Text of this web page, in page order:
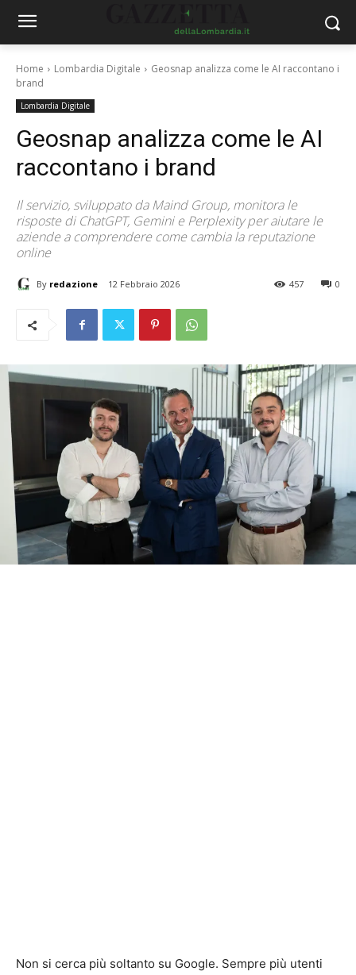
Home Lombardia Digitale
Geosnap analizza come le AI raccontano i
brand
Lombardia Digitale
Geosnap analizza come le AI
raccontano i brand
Il servizio, sviluppato da Maind Group, monitora le
risposte di ChatGPT, Gemini e Perplexity per aiutare le
aziende a comprendere come cambia la reputazione
online
By redazione 12 Febbraio 2026 0
457
Non si cerca più soltanto su Google. Sempre più utenti